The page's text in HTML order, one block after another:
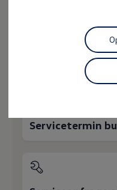
Lifestyle Shop
T-Roc
Golf
ID.
R-
#wedriveproud
Wie
Ihnen
Servicetermin